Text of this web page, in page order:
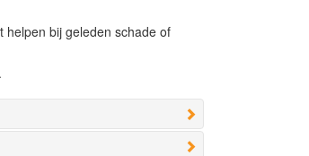
helpen bij geleden schade of
.